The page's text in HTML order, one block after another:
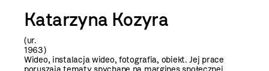
Katarzyna Kozyra
(ur.
Wideo, instalacja wideo, fotografia, obiekt. Jej prace